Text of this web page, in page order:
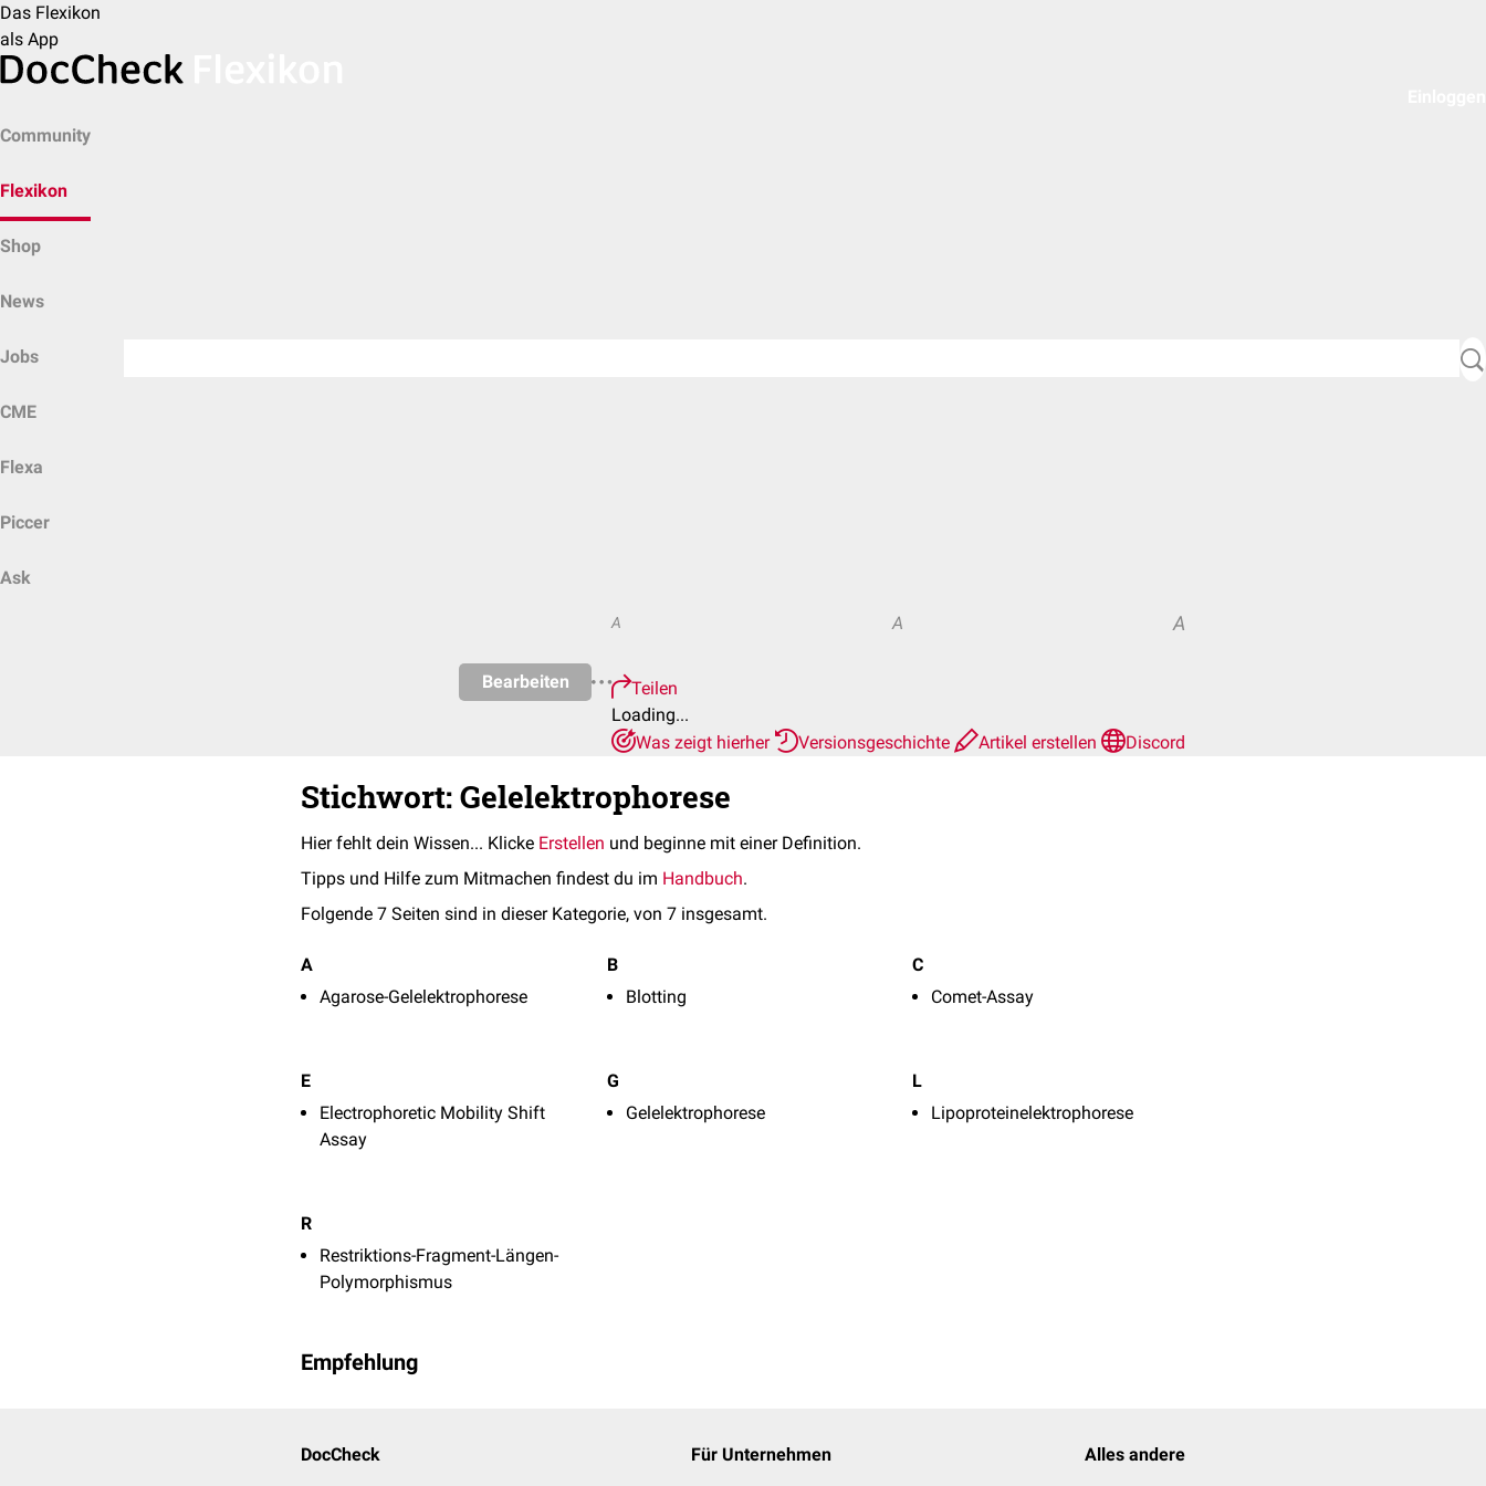
Das Flexikon
als App
Community
Flexikon
Shop
News
Jobs
CME
Flexa
Piccer
Ask
Bearbeiten
A A A
Teilen
Loading...
Was zeigt hierher
Versionsgeschichte Artikel erstellen Discord
Stichwort: Gelelektrophorese
Hier fehlt dein Wissen... Klicke Erstellen und beginne mit einer Definition.
Tipps und Hilfe zum Mitmachen findest du im Handbuch.
Folgende 7 Seiten sind in dieser Kategorie, von 7 insgesamt.
A
Agarose-Gelelektrophorese
B
Blotting
C
Comet-Assay
E
Electrophoretic Mobility Shift
Assay
G
Gelelektrophorese
L
Lipoproteinelektrophorese
R
Restriktions-Fragment-Längen-
Polymorphismus
Empfehlung
DocCheck Für Unternehmen Alles andere